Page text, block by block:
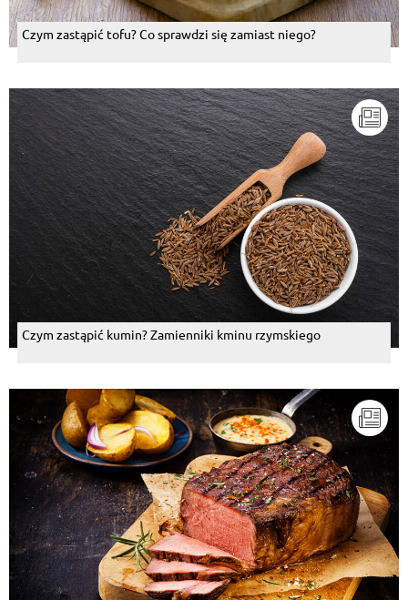
Czym zastąpić tofu? Co sprawdzi się zamiast niego?
Czym zastąpić kumin? Zamienniki kminu rzymskiego